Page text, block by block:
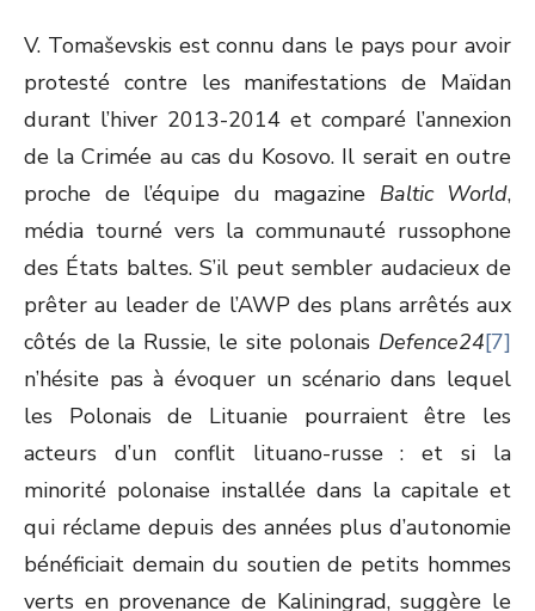
V. Tomaševskis est connu dans le pays pour avoir
protesté contre les manifestations de Maïdan
durant l’hiver 2013-2014 et comparé l’annexion
de la Crimée au cas du Kosovo. Il serait en outre
proche de l’équipe du magazine Baltic World,
média tourné vers la communauté russophone
des États baltes. S’il peut sembler audacieux de
prêter au leader de l’AWP des plans arrêtés aux
côtés de la Russie, le site polonais Defence24[7]
n’hésite pas à évoquer un scénario dans lequel
les Polonais de Lituanie pourraient être les
acteurs d’un conflit lituano-russe : et si la
minorité polonaise installée dans la capitale et
qui réclame depuis des années plus d’autonomie
bénéficiait demain du soutien de petits hommes
verts en provenance de Kaliningrad, suggère le